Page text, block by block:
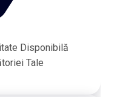
Disponibilă
Tale